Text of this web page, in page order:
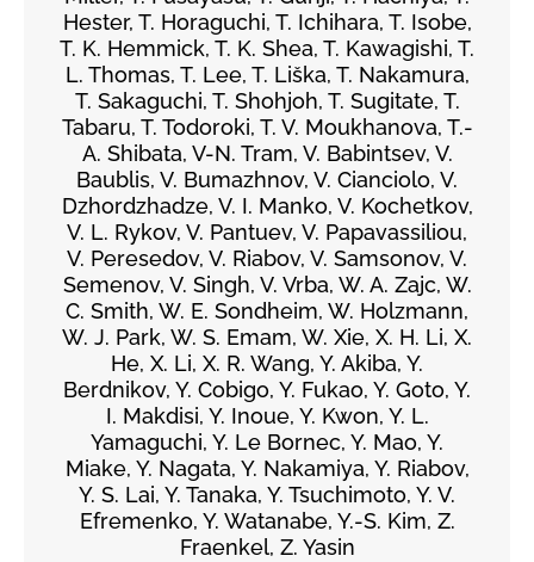
Hester, T. Horaguchi, T. Ichihara, T. Isobe,
T. K. Hemmick, T. K. Shea, T. Kawagishi, T.
L. Thomas, T. Lee, T. Liška, T. Nakamura,
T. Sakaguchi, T. Shohjoh, T. Sugitate, T.
Tabaru, T. Todoroki, T. V. Moukhanova, T.-
A. Shibata, V-N. Tram, V. Babintsev, V.
Baublis, V. Bumazhnov, V. Cianciolo, V.
Dzhordzhadze, V. I. Manko, V. Kochetkov,
V. L. Rykov, V. Pantuev, V. Papavassiliou,
V. Peresedov, V. Riabov, V. Samsonov, V.
Semenov, V. Singh, V. Vrba, W. A. Zajc, W.
C. Smith, W. E. Sondheim, W. Holzmann,
W. J. Park, W. S. Emam, W. Xie, X. H. Li, X.
He, X. Li, X. R. Wang, Y. Akiba, Y.
Berdnikov, Y. Cobigo, Y. Fukao, Y. Goto, Y.
I. Makdisi, Y. Inoue, Y. Kwon, Y. L.
Yamaguchi, Y. Le Bornec, Y. Mao, Y.
Miake, Y. Nagata, Y. Nakamiya, Y. Riabov,
Y. S. Lai, Y. Tanaka, Y. Tsuchimoto, Y. V.
Efremenko, Y. Watanabe, Y.-S. Kim, Z.
Fraenkel, Z. Yasin